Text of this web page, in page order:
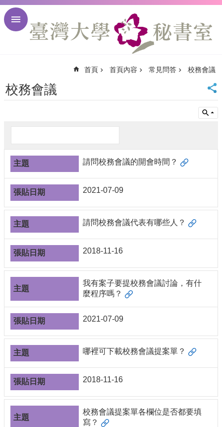
跳到主要內容區塊
首
頁
首
臺
大
校
訊
English
網
站
導
覽
常
見
答
於
秘
書
室
務
團
隊
法
首頁 首頁內容 常見問答 校務會議
校務會議
請問校務會議的開會時間？
2021-07-09
請問校務會議代表有哪些人？
2018-11-16
我有案子要提校務會議討論，有什
麼程序嗎？
2021-07-09
哪裡可下載校務會議提案單？
2018-11-16
校務會議提案單各欄位是否都要填
寫？